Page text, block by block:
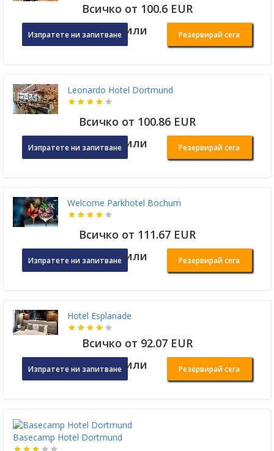
Всичко от 100.6 EUR
Изпратете ни запитване или Резервирай сега
Leonardo Hotel Dortmund
Всичко от 100.86 EUR
Изпратете ни запитване или Резервирай сега
Welcome Parkhotel Bochum
Всичко от 111.67 EUR
Изпратете ни запитване или Резервирай сега
Hotel Esplanade
Всичко от 92.07 EUR
Изпратете ни запитване или Резервирай сега
Basecamp Hotel Dortmund